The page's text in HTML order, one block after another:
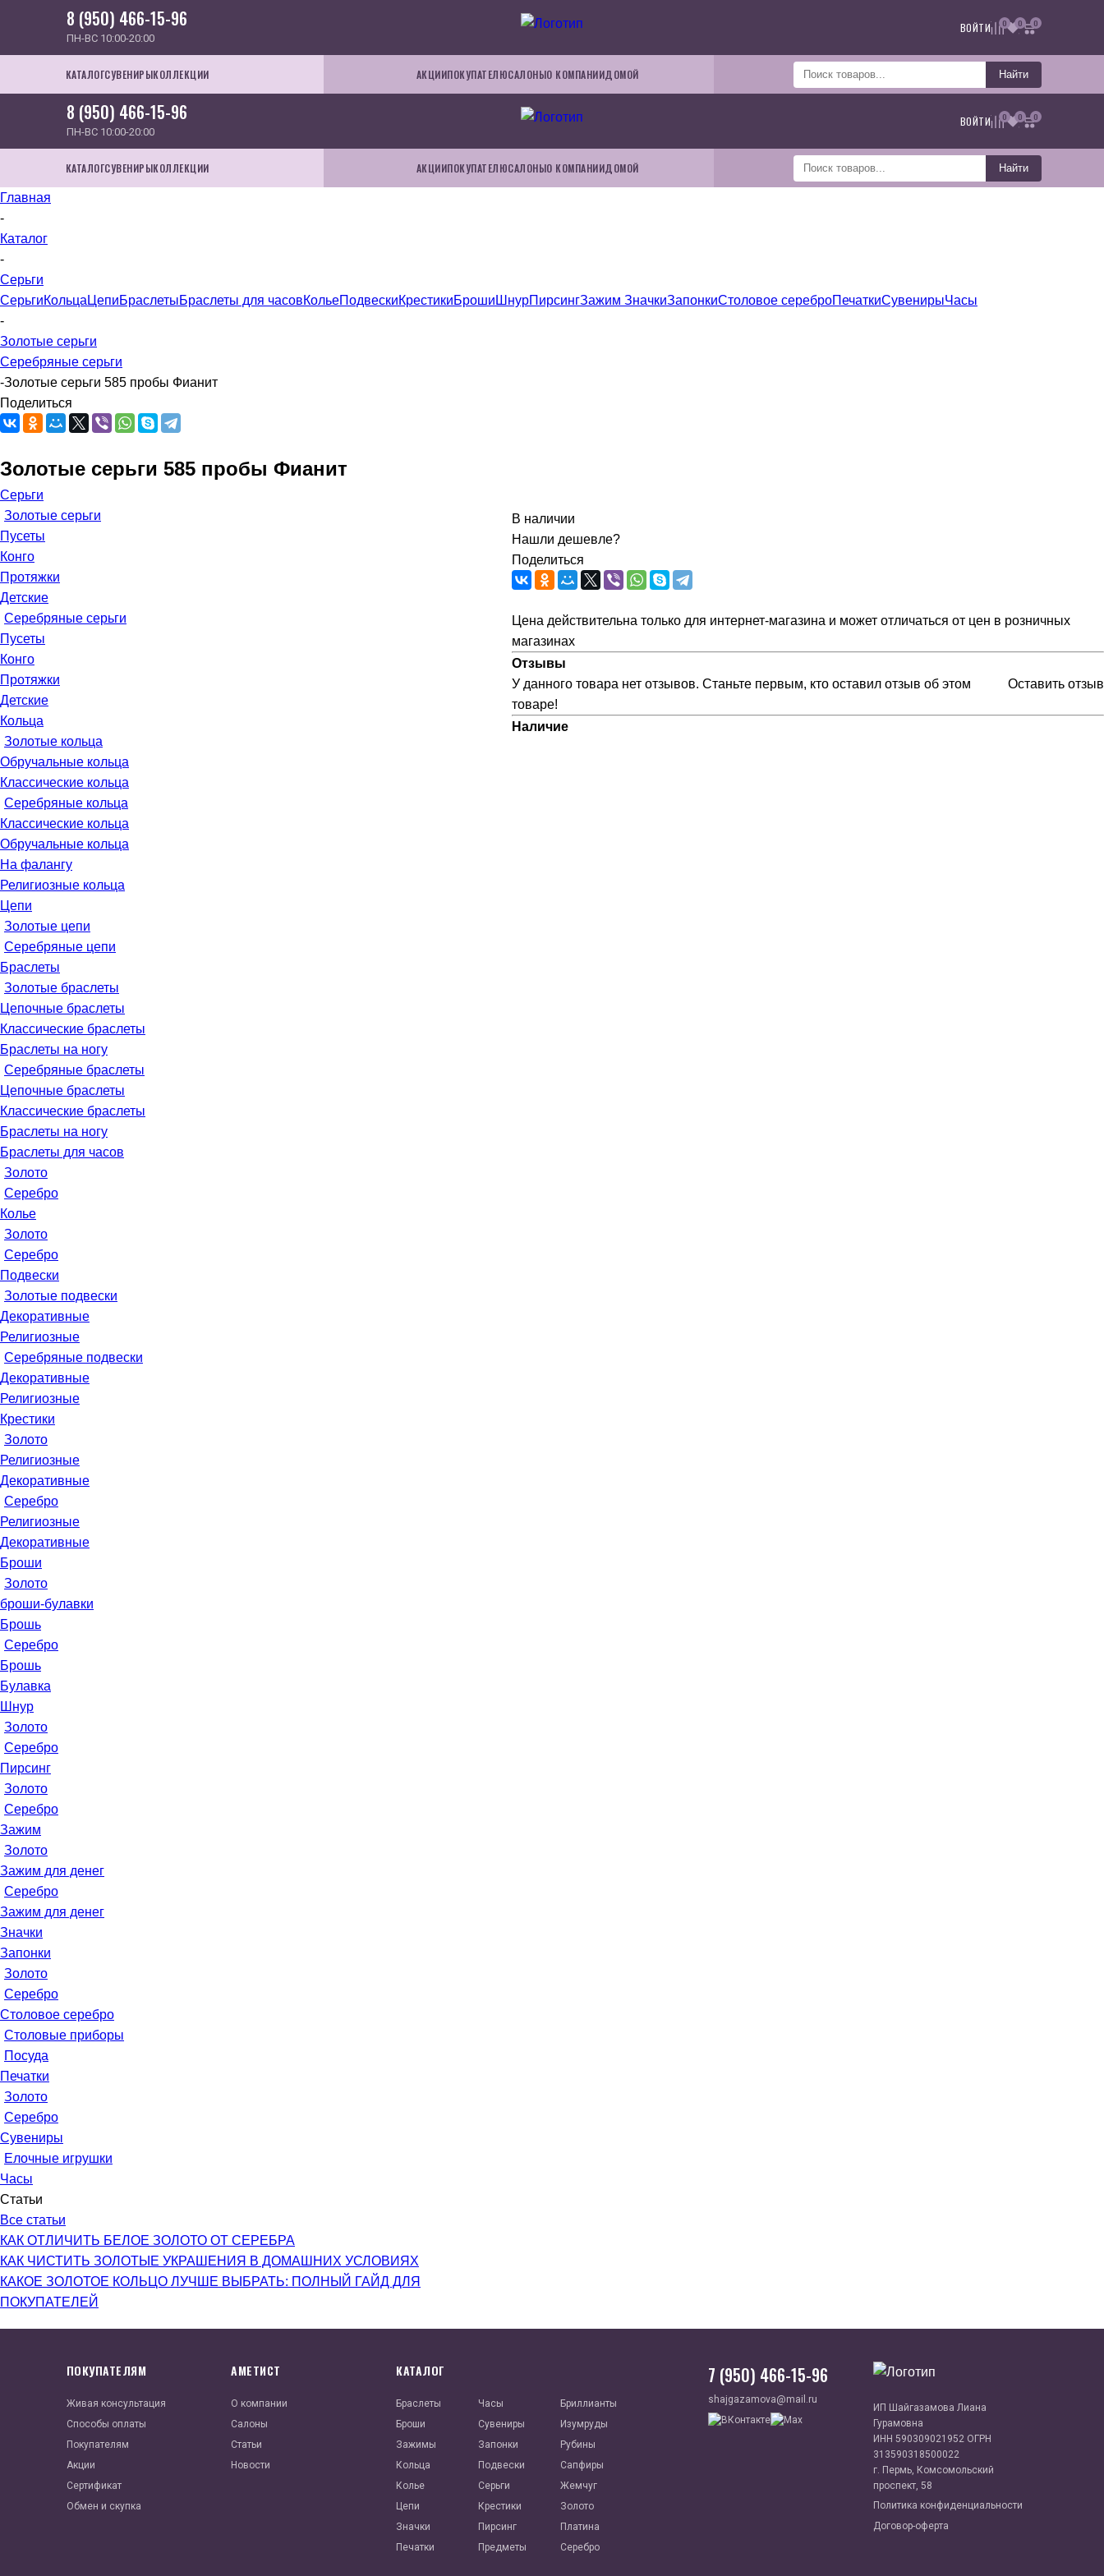
8 (950) 466-15-96
ПН-ВС 10:00-20:00
ВОЙТИ 0 0 0
КАТАЛОГСУВЕНИРЫКОЛЛЕКЦИИ АКЦИИПОКУПАТЕЛЮСАЛОНЫО КОМПАНИИДОМОЙ Найти
8 (950) 466-15-96
ПН-ВС 10:00-20:00
ВОЙТИ 0 0 0
КАТАЛОГСУВЕНИРЫКОЛЛЕКЦИИ АКЦИИПОКУПАТЕЛЮСАЛОНЫО КОМПАНИИДОМОЙ Найти
Главная
-
Каталог
-
Серьги
СерьгиКольца ЦепиБраслетыБраслеты для часовКольеПодвескиКрестикиБроши ШнурПирсингЗажим ЗначкиЗапонкиСтоловое сереброПечаткиСувенирыЧасы
-
Золотые серьги
Серебряные серьги
-Золотые серьги 585 пробы Фианит
Поделиться
Золотые серьги 585 пробы Фианит
В наличии
Нашли дешевле?
Поделиться
Цена действительна только для интернет-магазина и может отличаться от цен в розничных
магазинах
Отзывы
Оставить отзыв
У данного товара нет отзывов. Станьте первым, кто оставил отзыв об этом
товаре!
Наличие
Серьги
Золотые серьги
Пусеты
Конго
Протяжки
Детские
Серебряные серьги
Пусеты
Конго
Протяжки
Детские
Кольца
Золотые кольца
Обручальные кольца
Классические кольца
Серебряные кольца
Классические кольца
Обручальные кольца
На фалангу
Религиозные кольца
Цепи
Золотые цепи
Серебряные цепи
Браслеты
Золотые браслеты
Цепочные браслеты
Классические браслеты
Браслеты на ногу
Серебряные браслеты
Цепочные браслеты
Классические браслеты
Браслеты на ногу
Браслеты для часов
Золото
Серебро
Колье
Золото
Серебро
Подвески
Золотые подвески
Декоративные
Религиозные
Серебряные подвески
Декоративные
Религиозные
Крестики
Золото
Религиозные
Декоративные
Серебро
Религиозные
Декоративные
Броши
Золото
броши-булавки
Брошь
Серебро
Брошь
Булавка
Шнур
Золото
Серебро
Пирсинг
Золото
Серебро
Зажим
Золото
Зажим для денег
Серебро
Зажим для денег
Значки
Запонки
Золото
Серебро
Столовое серебро
Столовые приборы
Посуда
Печатки
Золото
Серебро
Сувениры
Елочные игрушки
Часы
Статьи
Все статьи
КАК ОТЛИЧИТЬ БЕЛОЕ ЗОЛОТО ОТ СЕРЕБРА
КАК ЧИСТИТЬ ЗОЛОТЫЕ УКРАШЕНИЯ В ДОМАШНИХ УСЛОВИЯХ
КАКОЕ ЗОЛОТОЕ КОЛЬЦО ЛУЧШЕ ВЫБРАТЬ: ПОЛНЫЙ ГАЙД ДЛЯ
ПОКУПАТЕЛЕЙ
ПОКУПАТЕЛЯМ
Живая консультация
Способы оплаты
Покупателям
Акции
Сертификат
Обмен и скупка
АМЕТИСТ
О компании
Салоны
Статьи
Новости
КАТАЛОГ
Браслеты
Броши
Зажимы
Кольца
Колье
Цепи
Значки
Печатки
Часы
Сувениры
Запонки
Подвески
Серьги
Крестики
Пирсинг
Предметы
Бриллианты
Изумруды
Рубины
Сапфиры
Жемчуг
Золото
Платина
Серебро
7 (950) 466-15-96
shajgazamova@mail.ru
ИП Шайгазамова Лиана
Гурамовна
ИНН 590309021952 ОГРН
313590318500022
г. Пермь, Комсомольский
проспект, 58
Политика конфиденциальности
Договор-оферта